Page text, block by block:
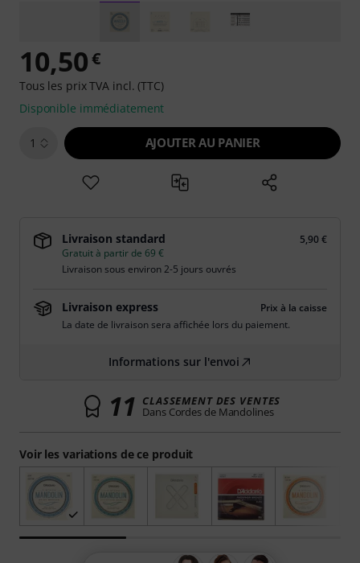
Voir les variations de ce produit
10,50€
Tous les prix TVA incl. (TTC)
Disponible immédiatement
1 AJOUTER AU PANIER
Livraison standard
5,90 €
Gratuit à partir de 69 €
Livraison sous environ 2-5 jours ouvrés
Livraison express
Prix à la caisse
La date de livraison sera affichée lors du paiement.
Informations sur l'envoi
11 CLASSEMENT DES VENTES
Dans Cordes de Mandolines